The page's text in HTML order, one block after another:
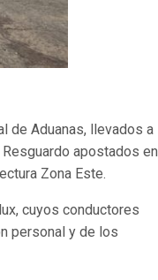
de Aduanas, llevados a
apostados en
Zona Este.
cuyos conductores
personal y de los